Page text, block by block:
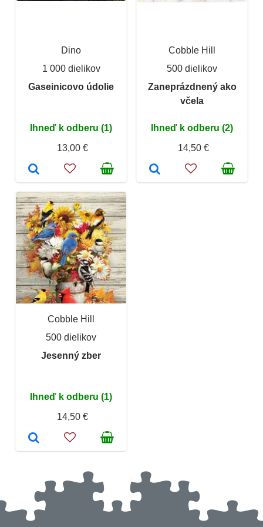
Dino
1 000 dielikov
Gaseinicovo údolie
Ihneď k odberu (1)
13,00 €
Cobble Hill
500 dielikov
Zaneprázdnený ako
včela
Ihneď k odberu (2)
14,50 €
Cobble Hill
500 dielikov
Jesenný zber
Ihneď k odberu (1)
14,50 €